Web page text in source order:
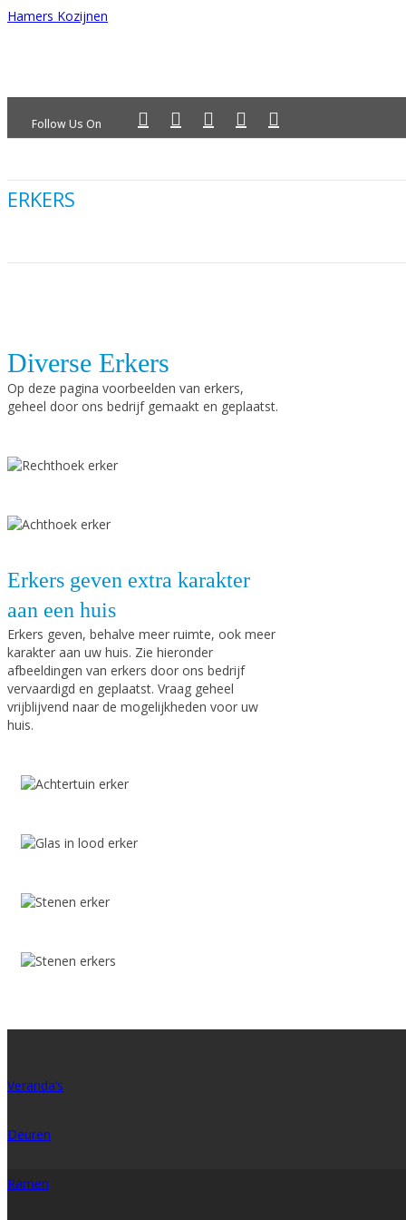
Hamers Kozijnen
Follow Us On
ERKERS
Diverse Erkers
Op deze pagina voorbeelden van erkers,
geheel door ons bedrijf gemaakt en geplaatst.
Erkers geven extra karakter
aan een huis
Erkers geven, behalve meer ruimte, ook meer
karakter aan uw huis. Zie hieronder
afbeeldingen van erkers door ons bedrijf
vervaardigd en geplaatst. Vraag geheel
vrijblijvend naar de mogelijkheden voor uw
huis.
Veranda’s
Deuren
Ramen